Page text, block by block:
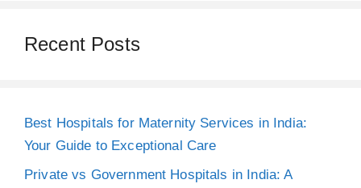
Recent Posts
Best Hospitals for Maternity Services in India:
Your Guide to Exceptional Care
Private vs Government Hospitals in India: A